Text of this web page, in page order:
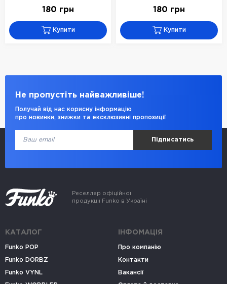
180 грн
Купити
180 грн
Купити
Не пропустіть найважливіше!
Получай від нас корисну інформацію
про новинки, знижки та ексклюзивні пропозиції
Підписатись
Реселлер офіційної
продукції Funko в Україні
КАТАЛОГ
Funko POP
Funko DORBZ
Funko VYNL
ІНФОМАЦІЯ
Про компанію
Контакти
Вакансії